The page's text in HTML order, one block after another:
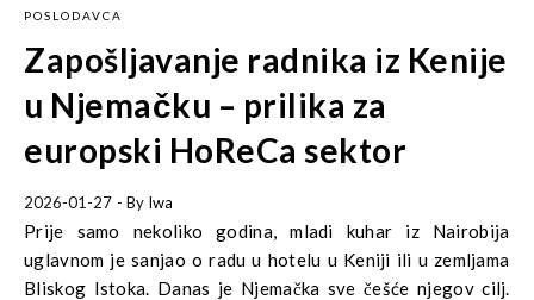
POSLODAVCA
Zapošljavanje radnika iz Kenije
u Njemačku – prilika za
europski HoReCa sektor
2026-01-27 - By Iwa
Prije samo nekoliko godina, mladi kuhar iz Nairobija
uglavnom je sanjao o radu u hotelu u Keniji ili u zemljama
Bliskog Istoka. Danas je Njemačka sve češće njegov cilj.